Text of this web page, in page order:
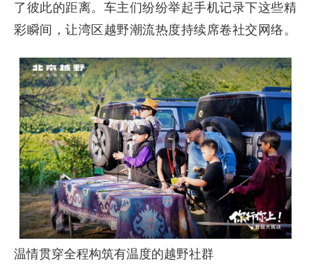
了彼此的距离。车主们纷纷举起手机记录下这些精
彩瞬间，让湾区越野潮流热度持续席卷社交网络。
温情贯穿全程构筑有温度的越野社群